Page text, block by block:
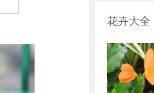
花卉大全